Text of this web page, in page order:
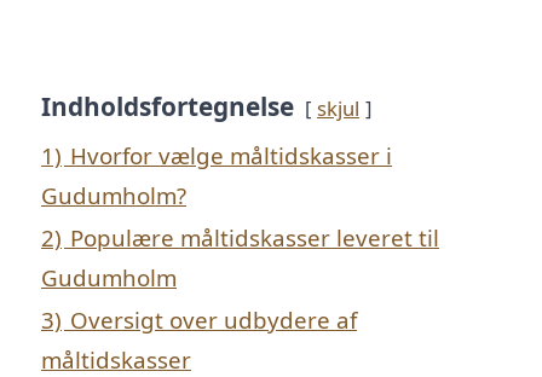
Indholdsfortegnelse skjul
1) Hvorfor vælge måltidskasser i
Gudumholm?
2) Populære måltidskasser leveret til
Gudumholm
3) Oversigt over udbydere af
måltidskasser